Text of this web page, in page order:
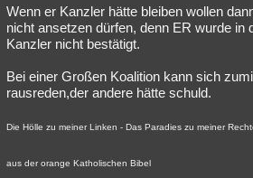
Wenn er Kanzler hätte bleiben wollen
nicht ansetzen dürfen, denn ER wurde in
Kanzler nicht bestätigt.
Bei einer Großen Koalition kann sich
rausreden,der andere hätte schuld.
Die Hölle zu meiner Linken - Das Paradies zu meiner
aus der orange Katholischen Bibel